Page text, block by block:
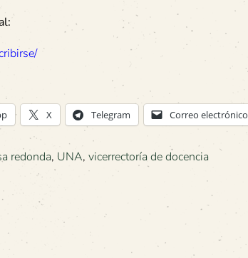
X Telegram Correo electrónico
redonda, UNA, vicerrectoría de docencia